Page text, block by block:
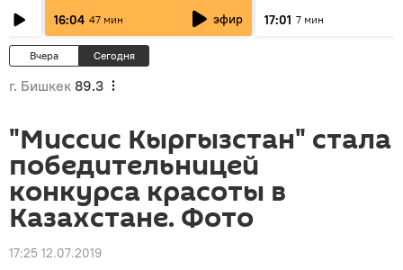
сотрудничества
16:04 47 мин эфир 17:01 7 мин
Вчера Сегодня
г. Бишкек 89.3
"Миссис Кыргызстан" стала
победительницей
конкурса красоты в
Казахстане. Фото
17:25 12.07.2019